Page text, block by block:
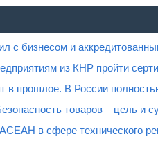
с бизнесом и
из КНР пройти
прошлое. В России
товаров – цель и
в сфере технического